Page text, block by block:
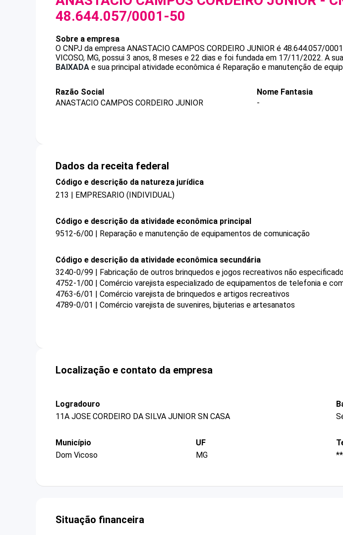
48.644.057/0001-50
Sobre a empresa
O CNPJ da empresa ANASTACIO CAMPOS CORDEIRO JUNIOR é 48.644.057/
VICOSO, MG, possui 3 anos, 8 meses e 22 dias e foi fundada em 17/11/2022. A
BAIXADA e sua principal atividade econômica é Reparação e manutenção de
Razão Social
ANASTACIO CAMPOS CORDEIRO JUNIOR
Nome Fantasia
-
Dados da receita federal
Código e descrição da natureza jurídica
213 | EMPRESARIO (INDIVIDUAL)
Código e descrição da atividade econômica principal
9512-6/00 | Reparação e manutenção de equipamentos de comunicação
Código e descrição da atividade econômica secundária
3240-0/99 | Fabricação de outros brinquedos e jogos recreativos não
4752-1/00 | Comércio varejista especializado de equipamentos de telefonia e
4763-6/01 | Comércio varejista de brinquedos e artigos recreativos
4789-0/01 | Comércio varejista de suvenires, bijuterias e artesanatos
Localização e contato da empresa
Logradouro
11A JOSE CORDEIRO DA SILVA JUNIOR SN CASA
Município
Dom Vicoso
UF
MG
Situação financeira